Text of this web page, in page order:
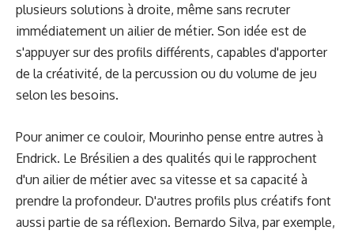
plusieurs solutions à droite, même sans recruter
immédiatement un ailier de métier. Son idée est de
s'appuyer sur des profils différents, capables d'apporter
de la créativité, de la percussion ou du volume de jeu
selon les besoins.
Pour animer ce couloir, Mourinho pense entre autres à
Endrick. Le Brésilien a des qualités qui le rapprochent
d'un ailier de métier avec sa vitesse et sa capacité à
prendre la profondeur. D'autres profils plus créatifs font
aussi partie de sa réflexion. Bernardo Silva, par exemple,